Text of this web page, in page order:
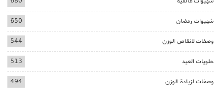
شهيوات رمضان 650
وصفات لانقاص الوزن 544
حلويات العيد 513
وصفات لزيادة الوزن 494